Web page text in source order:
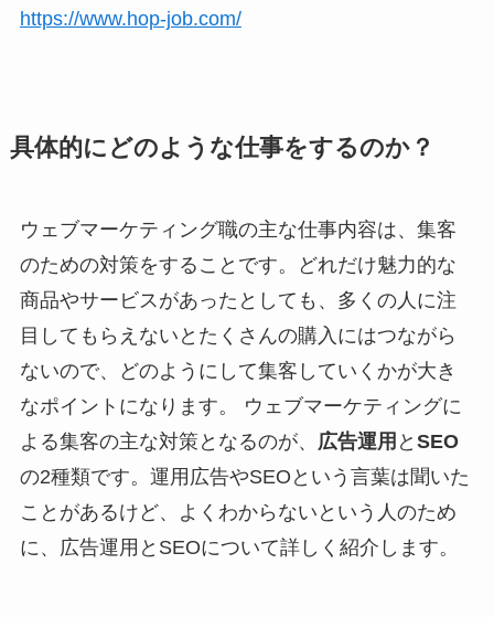
https://www.hop-job.com/
具体的にどのような仕事をするのか？
ウェブマーケティング職の主な仕事内容は、集客
のための対策をすることです。どれだけ魅力的な
商品やサービスがあったとしても、多くの人に注
目してもらえないとたくさんの購入にはつながら
ないので、どのようにして集客していくかが大き
なポイントになります。 ウェブマーケティングに
よる集客の主な対策となるのが、
広告運用 と SEO
の2種類です。運用広告やSEOという言葉は聞いた
ことがあるけど、よくわからないという人のため
に、広告運用とSEOについて詳しく紹介します。